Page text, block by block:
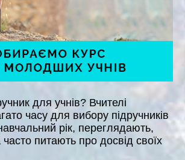
для учнів? Вчителі
часу для вибору підручників
рік, переглядають,
питають про досвід своїх